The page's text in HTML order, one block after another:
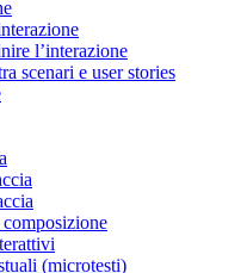
l’interazione
scenari e user stories
(microtesti)